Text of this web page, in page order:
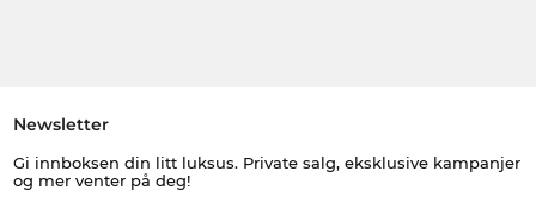
Newsletter
Gi innboksen din litt luksus. Private salg, eksklusive kampanjer
og mer venter på deg!